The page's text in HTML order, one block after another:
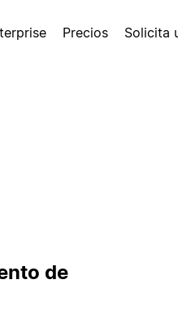
Precios Solicita
de